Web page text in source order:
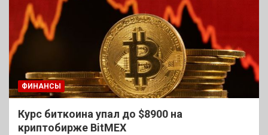
ФИНАНСЫ
Курс биткоина упал до $8900 на
криптобирже BitMEX